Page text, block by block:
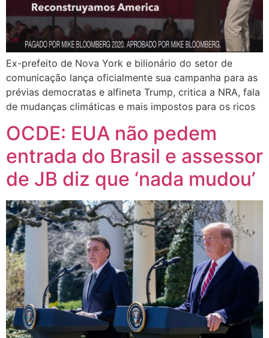
Ex-prefeito de Nova York e bilionário do setor de
comunicação lança oficialmente sua campanha para as
prévias democratas e alfineta Trump, critica a NRA, fala
de mudanças climáticas e mais impostos para os ricos
OCDE: EUA não pedem
entrada do Brasil e assessor
de JB diz que ‘nada mudou’